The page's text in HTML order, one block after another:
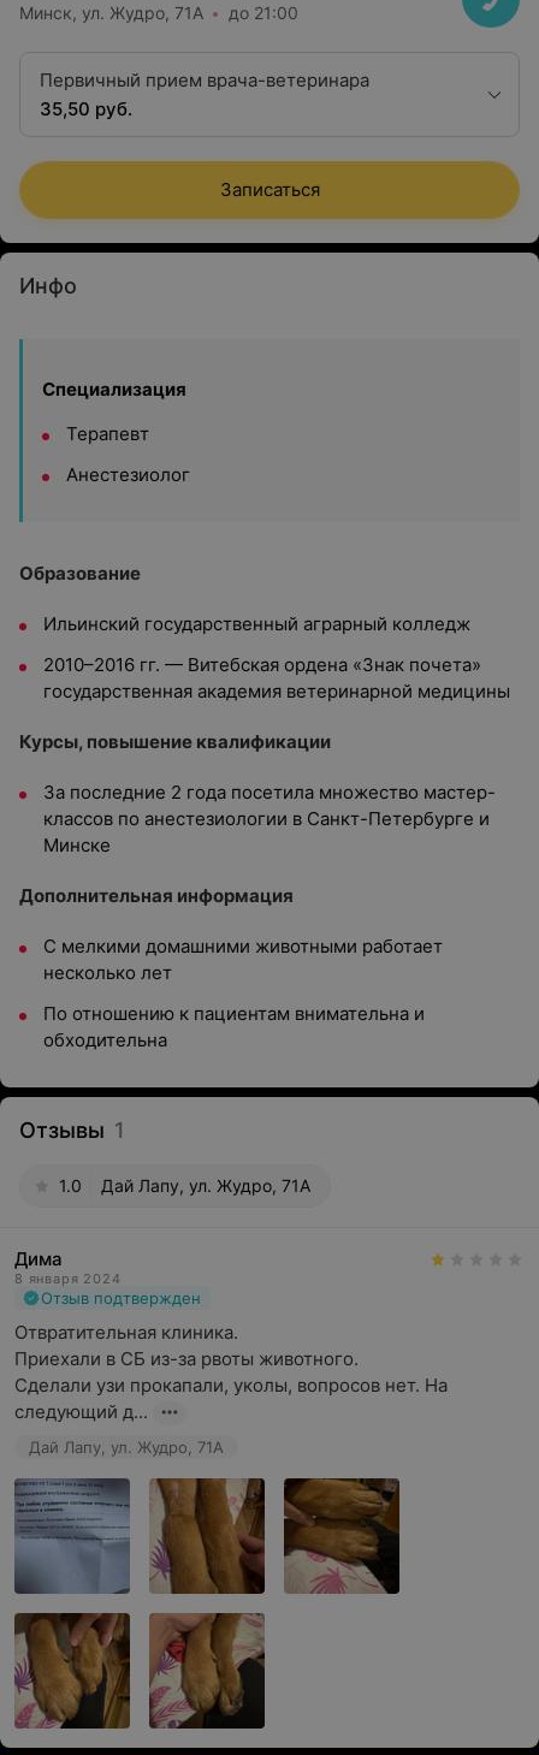
Минск, ул. Жудро, 71А до 21:00
Первичный прием врача-ветеринара
35,50 руб.
Записаться
Инфо
Специализация
Терапевт
Анестезиолог
Образование
Ильинский государственный аграрный колледж
2010–2016 гг. — Витебская ордена «Знак почета»
государственная академия ветеринарной медицины
Курсы, повышение квалификации
За последние 2 года посетила множество мастер-
классов по анестезиологии в Санкт-Петербурге и
Минске
Дополнительная информация
С мелкими домашними животными работает
несколько лет
По отношению к пациентам внимательна и
обходительна
Отзывы 1
1.0 Дай Лапу, ул. Жудро, 71А
Дима
8 января 2024
Отзыв подтвержден
Отвратительная клиника.
Приехали в СБ из-за рвоты животного.
Сделали узи прокапали, уколы, вопросов нет. На
следующий д...
Дай Лапу, ул. Жудро, 71А